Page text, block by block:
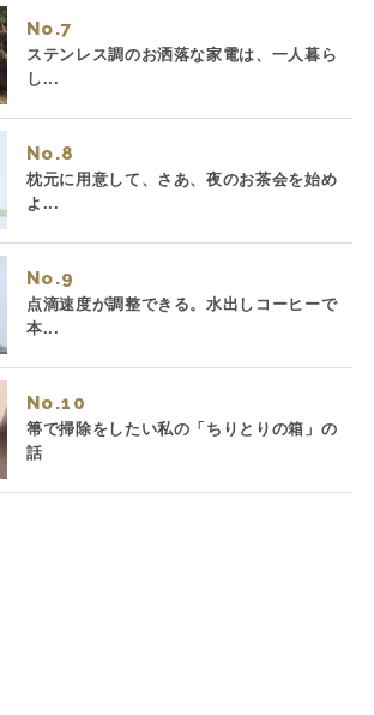
No.
ステンレス調のお洒落な家電は、一人暮ら
し...
No.
枕元に用意して、さあ、夜のお茶会を始め
よ...
No.
点滴速度が調整できる。水出しコーヒーで
本...
No.
箒で掃除をしたい私の「ちりとりの箱」の
話